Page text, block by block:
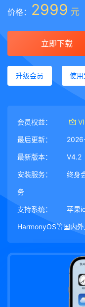
价格： 2999 元
立即下载
升级会员 使用
会员权益：
最后更新：
最新版本： V4.2
安装服务： 终身
务
支持系统： 苹果
HarmonyOS等国内